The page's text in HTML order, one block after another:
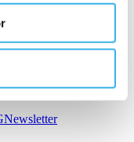
dla
Newsletter